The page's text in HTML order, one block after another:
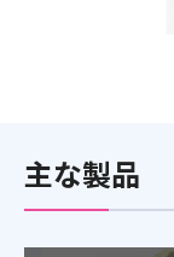
主な製品